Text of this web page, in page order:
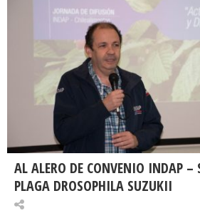
AL ALERO DE CONVENIO INDAP –
PLAGA DROSOPHILA SUZUKII